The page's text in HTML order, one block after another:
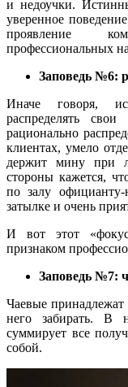
и недоучки.
уверенное
проявление
профессиональных
Заповедь №6:
Иначе говоря,
распределять
рационально
клиентах, умело
держит мину при
стороны кажется,
по залу официанту-
затылке и очень
И вот этот
признаком
Заповедь №7:
Чаевые принадлежат
него забирать. В
суммирует все
собой.